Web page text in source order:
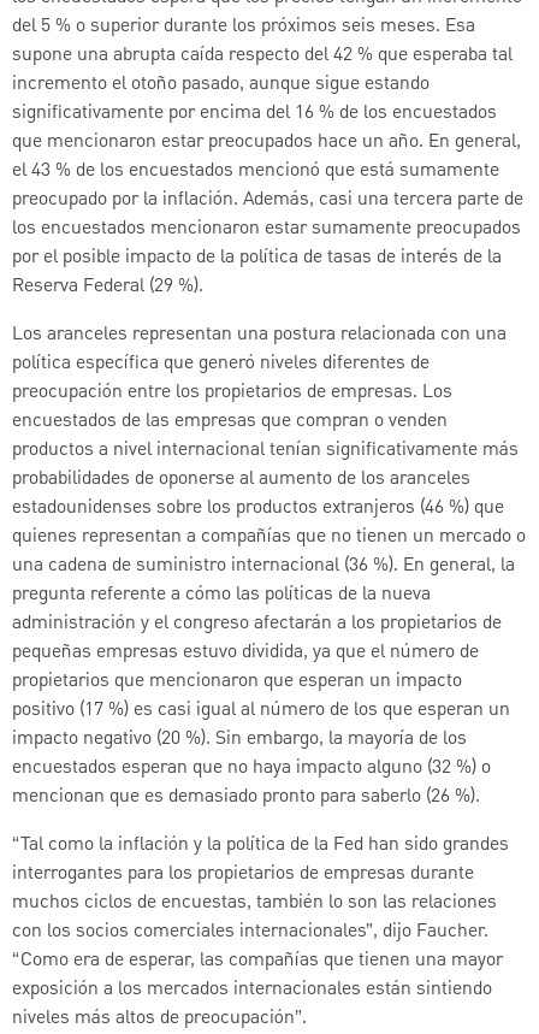
del 5 % o superior durante los próximos seis meses. Esa
supone una abrupta caída respecto del 42 % que esperaba tal
incremento el otoño pasado, aunque sigue estando
significativamente por encima del 16 % de los encuestados
que mencionaron estar preocupados hace un año. En general,
el 43 % de los encuestados mencionó que está sumamente
preocupado por la inflación. Además, casi una tercera parte de
los encuestados mencionaron estar sumamente preocupados
por el posible impacto de la política de tasas de interés de la
Reserva Federal (29 %).
Los aranceles representan una postura relacionada con una
política específica que generó niveles diferentes de
preocupación entre los propietarios de empresas. Los
encuestados de las empresas que compran o venden
productos a nivel internacional tenían significativamente más
probabilidades de oponerse al aumento de los aranceles
estadounidenses sobre los productos extranjeros (46 %) que
quienes representan a compañías que no tienen un mercado o
una cadena de suministro internacional (36 %). En general, la
pregunta referente a cómo las políticas de la nueva
administración y el congreso afectarán a los propietarios de
pequeñas empresas estuvo dividida, ya que el número de
propietarios que mencionaron que esperan un impacto
positivo (17 %) es casi igual al número de los que esperan un
impacto negativo (20 %). Sin embargo, la mayoría de los
encuestados esperan que no haya impacto alguno (32 %) o
mencionan que es demasiado pronto para saberlo (26 %).
“Tal como la inflación y la política de la Fed han sido grandes
interrogantes para los propietarios de empresas durante
muchos ciclos de encuestas, también lo son las relaciones
con los socios comerciales internacionales”, dijo Faucher.
“Como era de esperar, las compañías que tienen una mayor
exposición a los mercados internacionales están sintiendo
niveles más altos de preocupación”.